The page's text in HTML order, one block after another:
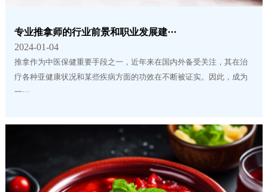
专业推拿师的行业前景和职业发展建···
2024-01-04
推拿作为中医保健重要手段之一，近年来在国内外备受关注，其在治
疗各种亚健康状况和某些疾病方面的功效在不断被证实。因此，成为
一···